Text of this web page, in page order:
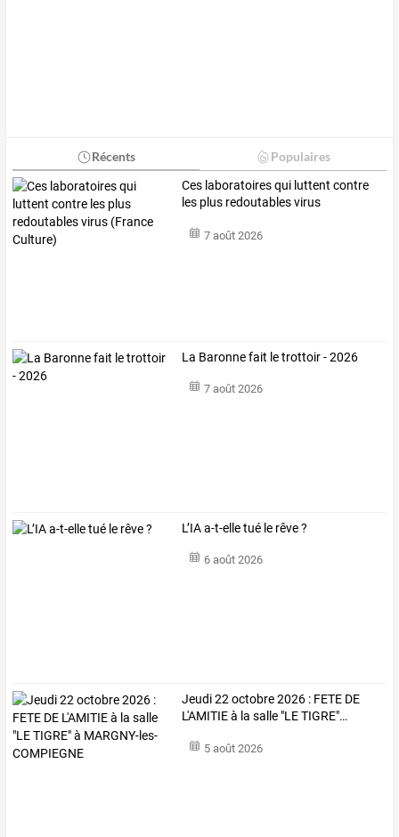
Récents Populaires
Ces laboratoiresqui luttent contre
les plus redoutablesvirus
7 août 2026
La Baronne fait le trottoir - 2026
7 août 2026
L’IA a-t-elle tué le rêve ?
6 août 2026
Jeudi22octobre2026 : FETE DE
L'AMITIEà la salle "LETIGRE"…
5 août 2026